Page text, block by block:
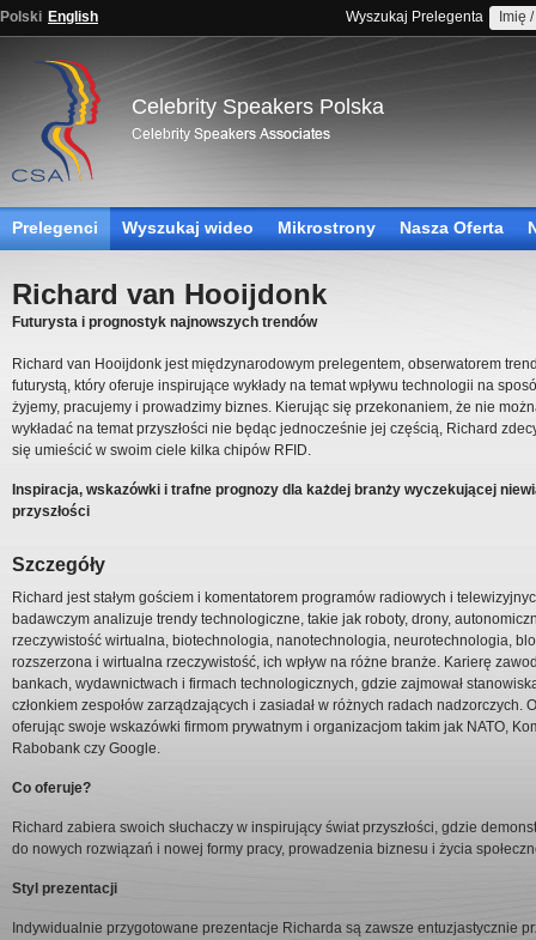
Polski English Wyszukaj Prelegenta
Celebrity Speakers Polska
Prelegenci Wyszukaj wideo Mikrostrony Nasza Oferta
Richard van Hooijdonk
Futurysta i prognostyk najnowszych trendów
Richard van Hooijdonk jest międzynarodowym prelegentem, obserwatorem
futurystą, który oferuje inspirujące wykłady na temat wpływu technologii na
żyjemy, pracujemy i prowadzimy biznes. Kierując się przekonaniem, że nie
wykładać na temat przyszłości nie będąc jednocześnie jej częścią, Richard
się umieścić w swoim ciele kilka chipów RFID.
Inspiracja, wskazówki i trafne prognozy dla każdej branży wyczekującej
przyszłości
Szczegóły
Richard jest stałym gościem i komentatorem programów radiowych i
badawczym analizuje trendy technologiczne, takie jak roboty, drony,
rzeczywistość wirtualna, biotechnologia, nanotechnologia, neurotechnologia,
rozszerzona i wirtualna rzeczywistość, ich wpływ na różne branże. Karierę
bankach, wydawnictwach i firmach technologicznych, gdzie zajmował
członkiem zespołów zarządzających i zasiadał w różnych radach nadzorczych.
oferując swoje wskazówki firmom prywatnym i organizacjom takim jak NATO,
Rabobank czy Google.
Co oferuje?
Richard zabiera swoich słuchaczy w inspirujący świat przyszłości, gdzie
do nowych rozwiązań i nowej formy pracy, prowadzenia biznesu i życia
Styl prezentacji
Indywidualnie przygotowane prezentacje Richarda są zawsze entuzjastycznie